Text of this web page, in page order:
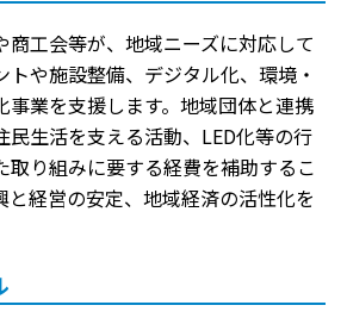
商工会等が、地域ニーズに対応して
や施設整備、デジタル化、環境・
事業を支援します。地域団体と連携
民生活を支える活動、LED化等の行
取り組みに要する経費を補助するこ
と経営の安定、地域経済の活性化を